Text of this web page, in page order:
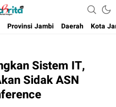
Negeri
Provinsi Jambi Daerah Kota
Sistem IT,
Sidak ASN